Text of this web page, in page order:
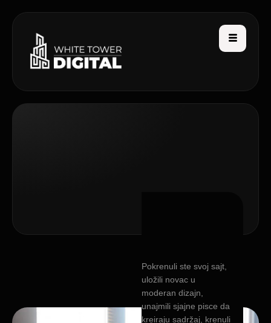
Pokrenuli ste svoj sajt,
uložili novac u
moderan dizajn,
unajmili sjajne pisce da
kreiraju sadržaj, krenuli